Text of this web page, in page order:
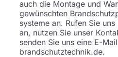
auch die Montage und
gewünschten
systeme an. Rufen Sie
an, nutzen Sie unser
senden Sie uns eine E-
brandschutztechnik.de.